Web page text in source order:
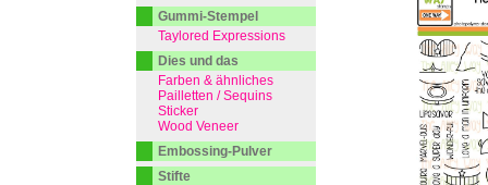
Gummi-Stempel
Taylored Expressions
Dies und das
Farben & ähnliches
Pailletten / Sequins
Sticker
Wood Veneer
Embossing-Pulver
Stifte